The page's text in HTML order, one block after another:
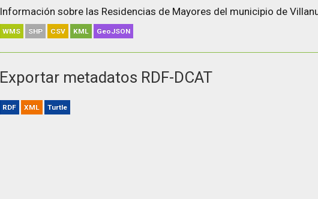
Información sobre las Residencias de Mayores del municipio de
WMS SHP CSV KML GeoJSON
Exportar metadatos RDF-DCAT
RDF XML Turtle